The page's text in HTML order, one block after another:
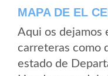
MAPA DE EL
Aqui os dejamos
carreteras como
estado de